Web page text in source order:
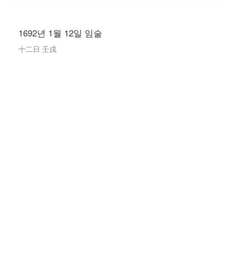
1692년 1월 12일 임술
十二日 壬戌